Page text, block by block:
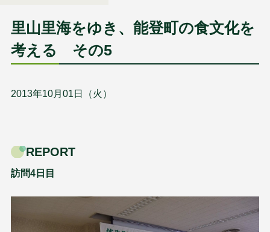
里山里海をゆき、能登町の食文化を
考える その5
2013年10月01日（火）
REPORT
訪問4日目